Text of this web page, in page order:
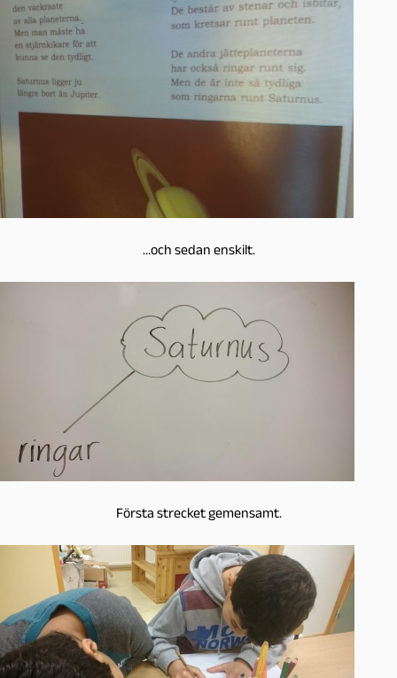
…och sedan enskilt.
Första strecket gemensamt.